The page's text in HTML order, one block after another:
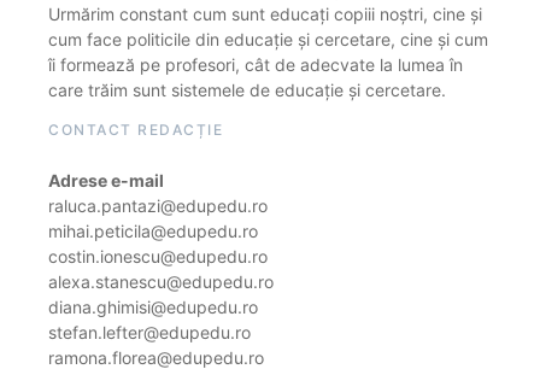
Urmărim constant cum sunt educați copiii noștri, cine și
cum face politicile din educație și cercetare, cine și cum
îi formează pe profesori, cât de adecvate la lumea în
care trăim sunt sistemele de educație și cercetare.
CONTACT REDACȚIE
Adrese e-mail
raluca.pantazi@edupedu.ro
mihai.peticila@edupedu.ro
costin.ionescu@edupedu.ro
alexa.stanescu@edupedu.ro
diana.ghimisi@edupedu.ro
stefan.lefter@edupedu.ro
ramona.florea@edupedu.ro